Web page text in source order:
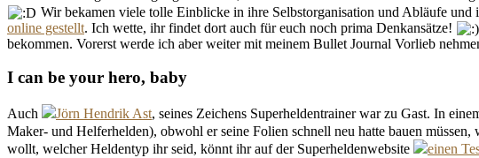
Wir bekamen viele tolle Einblicke in ihre Selbstorganisation und Abläufe und
online gestellt. Ich wette, ihr findet dort auch für euch noch prima Denkansätze!
bekommen. Vorerst werde ich aber weiter mit meinem Bullet Journal Vorlieb
I can be your hero, baby
Auch Jörn Hendrik Ast, seines Zeichens Superheldentrainer war zu Gast. In
Maker- und Helferhelden), obwohl er seine Folien schnell neu hatte bauen
wollt, welcher Heldentyp ihr seid, könnt ihr auf der Superheldenwebsite
einen